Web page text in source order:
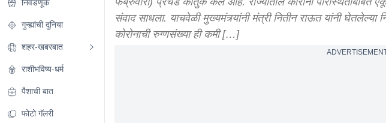
निवडणूक
गुन्ह्यांची दुनिया
शहर-खबरबात
राशीभविष्य-धर्म
पैशाची बात
फोटो गॅलरी
संवाद साधला. याचवेळी मुख्यमंत्र्यांनी मंत्री नितीन राऊत यांनी
कोरोनाची रुग्णसंख्या ही कमी […]